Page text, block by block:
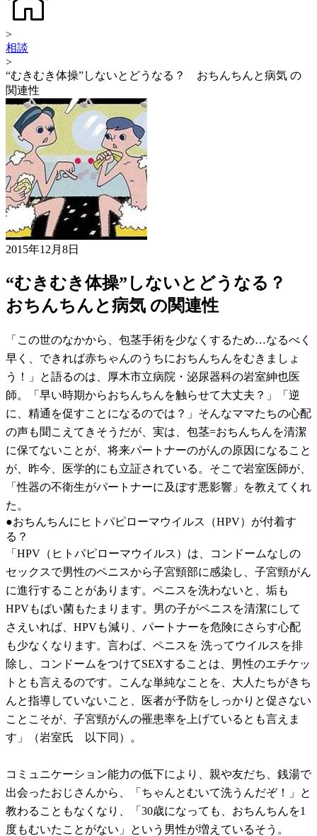
>
相談
>
“むきむき体操”しないとどうなる？ おちんちんと病気 の
関連性
2015年12月8日
“むきむき体操”しないとどうなる？
おちんちんと病気 の関連性
「この世のなかから、包茎手術を少なくするため…なるべく
早く、できれば赤ちゃんのうちにおちんちんをむきましょ
う！」と語るのは、厚木市立病院・泌尿器科の岩室紳也医
師。「早い時期からおちんちんを触らせて大丈夫？」「逆
に、精通を促すことになるのでは？」そんなママたちの心配
の声も聞こえてきそうだが、実は、包茎=おちんちんを清潔
に保てないことが、将来パートナーのがんの原因になること
が、昨今、医学的にも立証されている。そこで岩室医師が、
「性器の不衛生がパートナーに及ぼす悪影響」を教えてくれ
た。
●おちんちんにヒトパピローマウイルス（HPV）が付着す
る？
「HPV（ヒトパピローマウイルス）は、コンドームなしの
セックスで男性のペニスから子宮頸部に感染し、子宮頸がん
に進行することがあります。ペニスを洗わないと、垢も
HPVもばい菌もたまります。男の子がペニスを清潔にして
さえいれば、HPVも減り、パートナーを危険にさらす心配
も少なくなります。言わば、ペニスを 洗ってウイルスを排
除し、コンドームをつけてSEXすることは、男性のエチケッ
トとも言えるのです。こんな単純なことを、大人たちがきち
んと指導していないこと、医者が予防をしっかりと促さない
ことこそが、子宮頸がんの罹患率を上げているとも言えま
す」（岩室氏 以下同）。
コミュニケーション能力の低下により、親や友だち、銭湯で
出会ったおじさんから、「ちゃんとむいて洗うんだぞ！」と
教わることもなくなり、「30歳になっても、おちんちんを1
度もむいたことがない」という男性が増えているそう。